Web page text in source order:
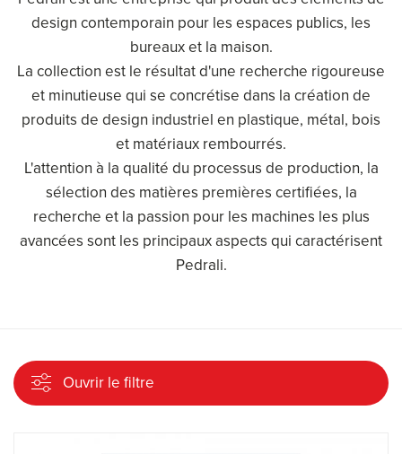
design contemporain pour les espaces publics, les
bureaux et la maison.
La collection est le résultat d'une recherche rigoureuse
et minutieuse qui se concrétise dans la création de
produits de design industriel en plastique, métal, bois
et matériaux rembourrés.
L'attention à la qualité du processus de production, la
sélection des matières premières certifiées, la
recherche et la passion pour les machines les plus
avancées sont les principaux aspects qui caractérisent
Pedrali.
Ouvrir le filtre